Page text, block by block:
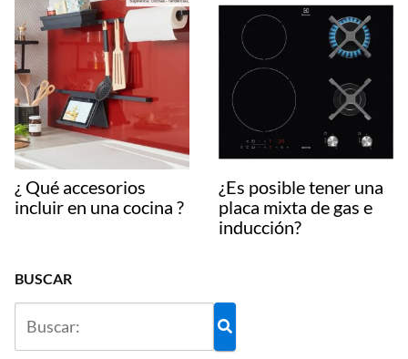
¿ Qué accesorios
incluir en una cocina ?
¿Es posible tener una
placa mixta de gas e
inducción?
BUSCAR